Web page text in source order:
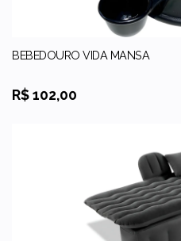
BEBEDOURO VIDA MANSA
R$ 102,00